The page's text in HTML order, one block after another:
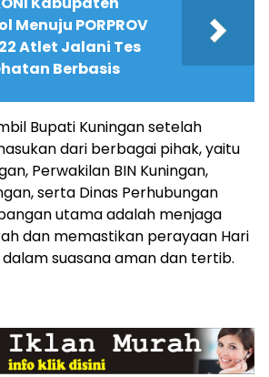
Menuju PORPROV
Atlet Jalani Tes
Berbasis
Bupati Kuningan setelah
dari berbagai pihak, yaitu
Perwakilan BIN Kuningan,
serta Dinas Perhubungan
utama adalah menjaga
dan memastikan perayaan Hari
suasana aman dan tertib.